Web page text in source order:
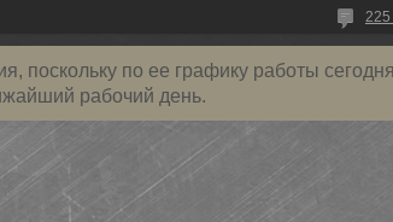
225
поскольку по ее графику работы
рабочий день.